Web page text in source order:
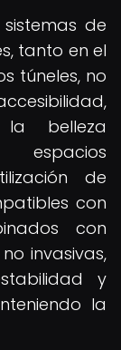
de
tanto en el
túneles, no
belleza
de
con
con
invasivas,
y
la